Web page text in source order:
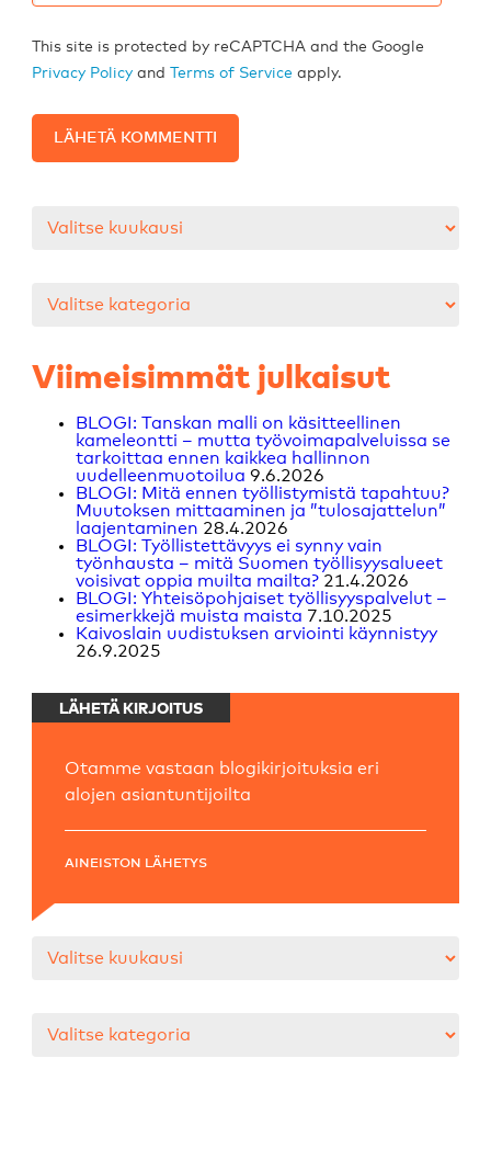
This site is protected by reCAPTCHA and the Google
Privacy Policy andTerms of Service apply.
Viimeisimmät julkaisut
BLOGI: Tanskan malli on käsitteellinen
kameleontti – mutta työvoimapalveluissa se
tarkoittaa ennen kaikkea hallinnon
uudelleenmuotoilua 9.6.2026
BLOGI: Mitä ennen työllistymistä tapahtuu?
Muutoksen mittaaminen ja ”tulosajattelun”
laajentaminen 28.4.2026
BLOGI: Työllistettävyys ei synny vain
työnhausta – mitä Suomen työllisyysalueet
voisivat oppia muilta mailta? 21.4.2026
BLOGI: Yhteisöpohjaiset työllisyyspalvelut –
esimerkkejä muista maista 7.10.2025
Kaivoslain uudistuksen arviointi käynnistyy
26.9.2025
LÄHETÄ KIRJOITUS
Otamme vastaan blogikirjoituksia eri
alojen asiantuntijoilta
AINEISTON LÄHETYS